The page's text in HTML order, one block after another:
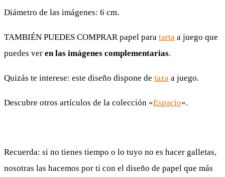
Diámetro de las imágenes: 6 cm.
TAMBIÉN PUEDES COMPRAR papel para tarta a juego que
puedes ver en las imágenes complementarias.
Quizás te interese: este diseño dispone de taza a juego.
Descubre otros artículos de la colección «Espacio«.
Recuerda: si no tienes tiempo o lo tuyo no es hacer galletas,
nosotras las hacemos por ti con el diseño de papel que más